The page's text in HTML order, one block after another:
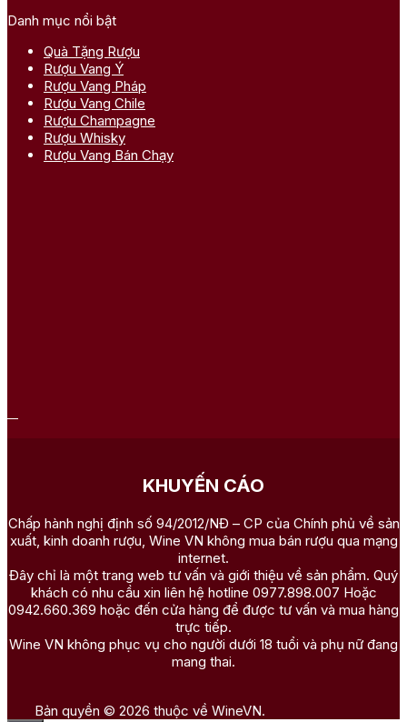
Danh mục nổi bật
Quà Tặng Rượu
Rượu Vang Ý
Rượu Vang Pháp
Rượu Vang Chile
Rượu Champagne
Rượu Whisky
Rượu Vang Bán Chạy
KHUYẾN CÁO
Chấp hành nghị định số 94/2012/NĐ – CP của Chính phủ về sản
xuất, kinh doanh rượu, Wine VN không mua bán rượu qua mạng
internet.
Đây chỉ là một trang web tư vấn và giới thiệu về sản phẩm. Quý
khách có nhu cầu xin liên hệ hotline 0977.898.007 Hoặc
0942.660.369 hoặc đến cửa hàng để được tư vấn và mua hàng
trực tiếp.
Wine VN không phục vụ cho người dưới 18 tuổi và phụ nữ đang
mang thai.
Bản quyền © 2026 thuộc về WineVN.